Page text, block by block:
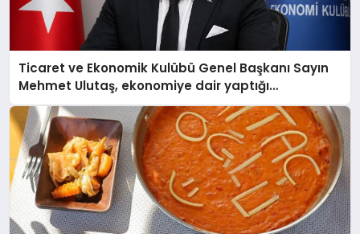
Ticaret ve Ekonomik Kulübü Genel Başkanı Sayın
Mehmet Ulutaş, ekonomiye dair yaptığı
açıklamada şunları kaydetti: